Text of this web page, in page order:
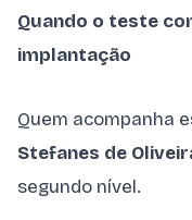
Quando o teste
implantação
Quem acompanha
Stefanes de
segundo nível.